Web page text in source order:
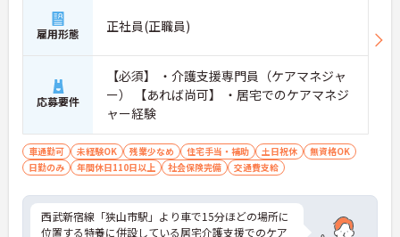
雇用形態 正社員(正職員)
応募要件
【必須】 ・介護支援専門員（ケアマネジャ
ー） 【あれば尚可】 ・居宅でのケアマネジ
ャー経験
車通勤可 未経験OK 残業少なめ 住宅手当・補助 土日祝休
無資格OK
日勤のみ
年間休日110日以上 社会保険完備 交通費支給
西武新宿線「狭山市駅」より車で15分ほどの場所に
位置する特養に併設している居宅介護支援でのケア